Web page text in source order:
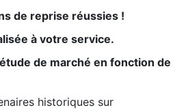
de reprise réussies !
à votre service.
de marché en fonction de
historiques sur